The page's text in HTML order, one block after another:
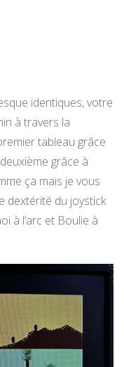
identiques, votre
à travers la
tableau grâce
grâce à
ça mais je vous
dextérité du joystick
à l’arc et Boulie à